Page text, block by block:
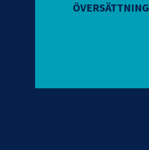
ÖVERSÄTTNING